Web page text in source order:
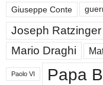
Giuseppe Conte
Joseph Ratzinger
Mario Draghi
Paolo VI Papa